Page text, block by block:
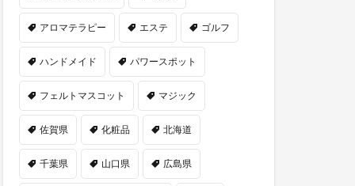
アロマテラピー エステ ゴルフ
ハンドメイド パワースポット
フェルトマスコット マジック
佐賀県 化粧品 北海道
千葉県 山口県 広島県